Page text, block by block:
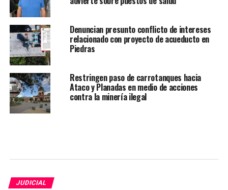
Denuncian presunto conflicto de intereses
relacionado con proyecto de acueducto en
Piedras
Restringen paso de carrotanques hacia
Ataco y Planadas en medio de acciones
contra la minería ilegal
JUDICIAL